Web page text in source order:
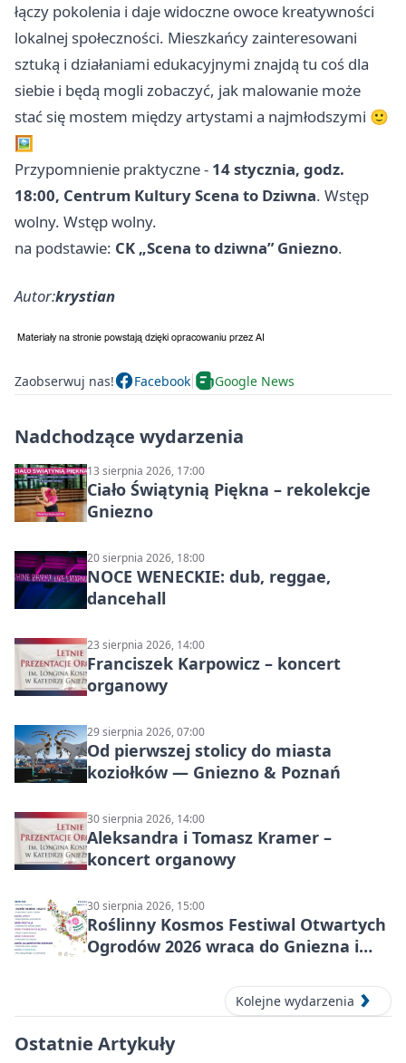
łączy pokolenia i daje widoczne owoce kreatywności
lokalnej społeczności. Mieszkańcy zainteresowani
sztuką i działaniami edukacyjnymi znajdą tu coś dla
siebie i będą mogli zobaczyć, jak malowanie może
stać się mostem między artystami a najmłodszymi 🙂
🖼️
Przypomnienie praktyczne - 14 stycznia, godz.
18:00, Centrum Kultury Scena to Dziwna. Wstęp
wolny. Wstęp wolny.
na podstawie: CK „Scena to dziwna” Gniezno.
Autor:krystian
Zaobserwuj nas! Facebook Google News
Nadchodzące wydarzenia
13 sierpnia 2026, 17:00
Ciało Świątynią Piękna – rekolekcje
Gniezno
20 sierpnia 2026, 18:00
NOCE WENECKIE: dub, reggae,
dancehall
23 sierpnia 2026, 14:00
Franciszek Karpowicz – koncert
organowy
29 sierpnia 2026, 07:00
Od pierwszej stolicy do miasta
koziołków — Gniezno & Poznań
30 sierpnia 2026, 14:00
Aleksandra i Tomasz Kramer –
koncert organowy
30 sierpnia 2026, 15:00
Roślinny Kosmos Festiwal Otwartych
Ogrodów 2026 wraca do Gniezna i
Kolejne wydarzenia
Ostatnie Artykuły